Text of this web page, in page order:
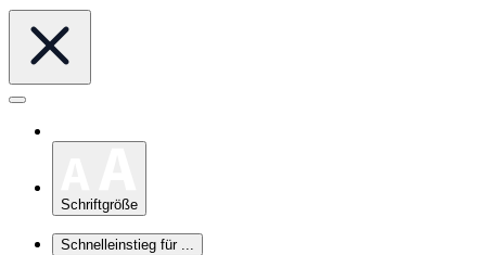
Schriftgröße
Schnelleinstieg für ...